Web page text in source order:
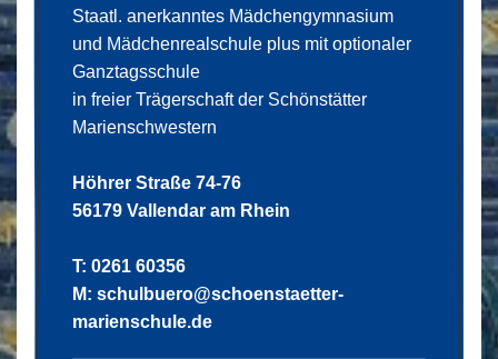
Staatl. anerkanntes Mädchengymnasium
und Mädchenrealschule plus mit optionaler
Ganztagsschule
in freier Trägerschaft der Schönstätter
Marienschwestern
Höhrer Straße 74-76
56179 Vallendar am Rhein
T: 0261 60356
M: schulbuero@schoenstaetter-
marienschule.de